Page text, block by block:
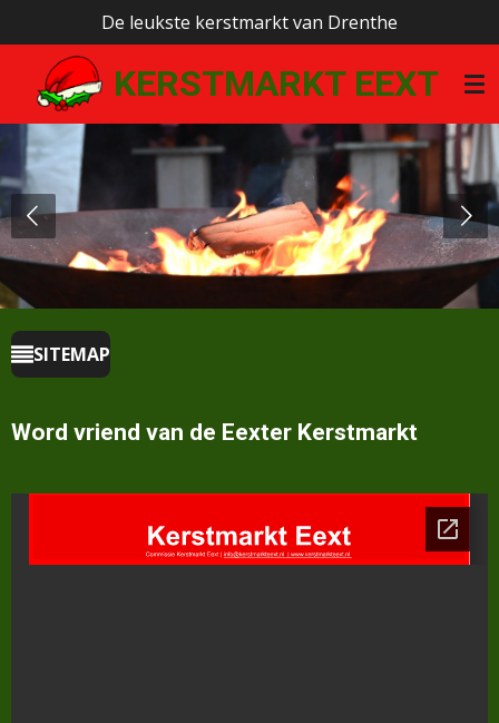
direct
naar
hoofdinhoud
KERSTMARKT EEXT
De leukste kerstmarkt van Drenthe
SITEMAP
Word vriend van de Eexter Kerstmarkt